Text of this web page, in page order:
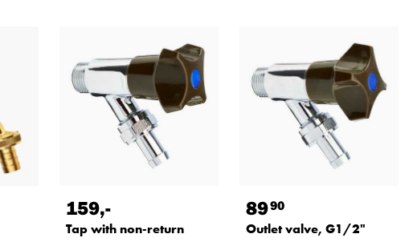
159,-
Tap with non-return
8990
Outlet valve, G1/2"